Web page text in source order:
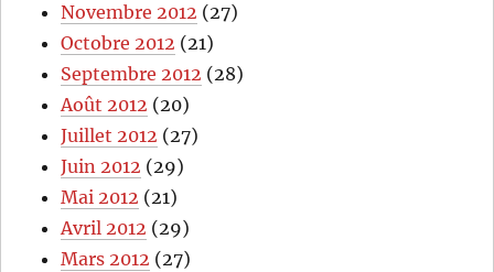
Novembre 2012 (27)
Octobre 2012 (21)
Septembre 2012 (28)
Août 2012 (20)
Juillet 2012 (27)
Juin 2012 (29)
Mai 2012 (21)
Avril 2012 (29)
Mars 2012 (27)